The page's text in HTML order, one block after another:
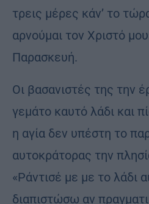
τρεις μέρες κάν’ το
αρνούμαι τον Χριστό
Παρασκευή.
Οι βασανιστές της την
γεμάτο καυτό λάδι και
η αγία δεν υπέστη το
αυτοκράτορας την
«Ράντισέ με με το λάδι
διαπιστώσω αν